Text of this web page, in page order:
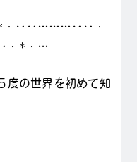
‥‥………‥‥・
*・…
度の世界を初めて知